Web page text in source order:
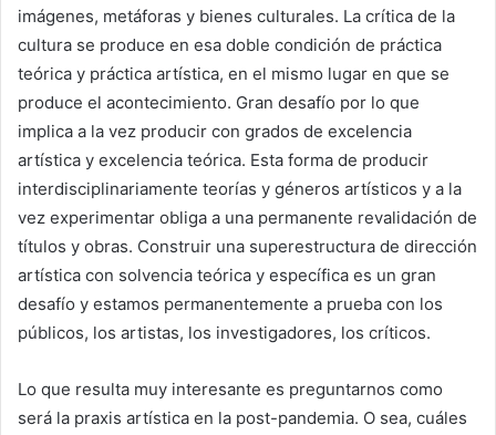
imágenes, metáforas y bienes culturales. La crítica de la
cultura se produce en esa doble condición de práctica
teórica y práctica artística, en el mismo lugar en que se
produce el acontecimiento. Gran desafío por lo que
implica a la vez producir con grados de excelencia
artística y excelencia teórica. Esta forma de producir
interdisciplinariamente teorías y géneros artísticos y a la
vez experimentar obliga a una permanente revalidación de
títulos y obras. Construir una superestructura de dirección
artística con solvencia teórica y específica es un gran
desafío y estamos permanentemente a prueba con los
públicos, los artistas, los investigadores, los críticos.
Lo que resulta muy interesante es preguntarnos como
será la praxis artística en la post-pandemia. O sea, cuáles